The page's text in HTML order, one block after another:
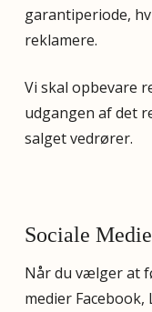
garantiperiode,
reklamere.
Vi skal opbevare
udgangen af det
salget vedrører.
Sociale
Når du vælger at
medier